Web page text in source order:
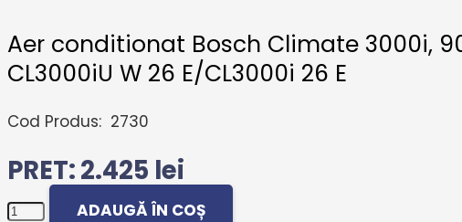
Aer conditionat Bosch Climate 3000i,
CL3000iU W 26 E/CL3000i 26 E
Cod Produs: 2730
2.425 lei
CantitateADAUGĂ ÎN COȘ